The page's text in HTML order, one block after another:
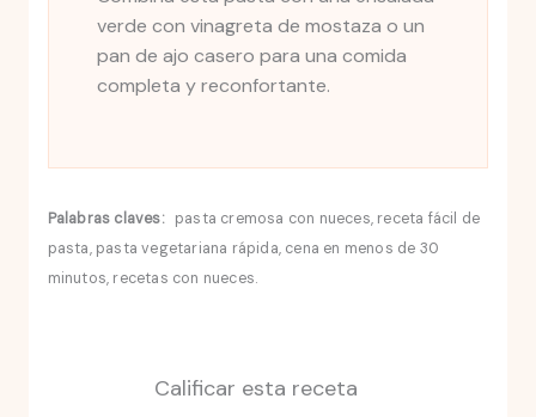
verde con vinagreta de mostaza o un
pan de ajo casero para una comida
completa y reconfortante.
Palabras claves: pasta cremosa con nueces, receta fácil de
pasta, pasta vegetariana rápida, cena en menos de 30
minutos, recetas con nueces.
Calificar esta receta